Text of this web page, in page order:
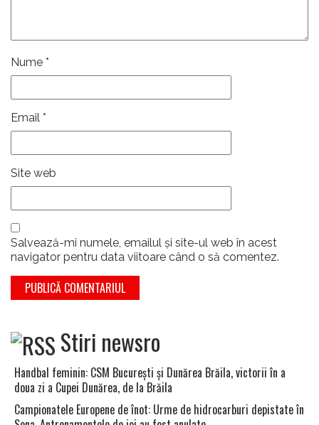
Nume *
Email *
Site web
Salvează-mi numele, emailul și site-ul web în acest
navigator pentru data viitoare când o să comentez.
Stiri newsro
Handbal feminin: CSM Bucureşti şi Dunărea Brăila, victorii în a
doua zi a Cupei Dunărea, de la Brăila
Campionatele Europene de înot: Urme de hidrocarburi depistate în